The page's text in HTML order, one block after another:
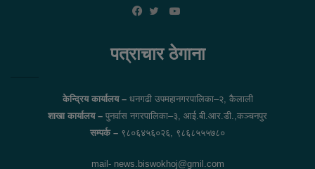
YouTube
पत्राचार ठेगाना
केन्द्रिय कार्यालय –धनगढी उपमहानगरपालिका–२, कैलाली
शाखा कार्यालय – पुनर्वास नगरपालिका–३, आई.बी.आर.डी.,कञ्चनपुर
सम्पर्क – ९८०६४५६०२६, ९८६८५५५७८०
mail- news.biswokhoj@gmil.com